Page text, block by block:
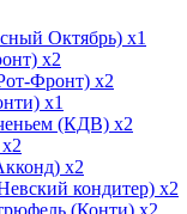
x1
x2
x2
x1
x2
x2
x2
x2